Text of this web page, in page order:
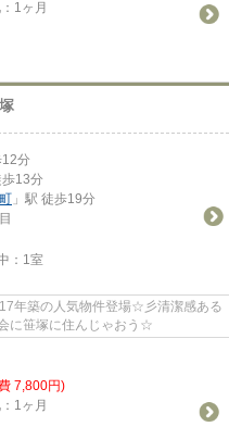
1ヶ月
12分
歩13分
」駅 徒歩19分
： 1室
年築の人気物件登場☆彡清潔感ある
に笹塚に住んじゃおう☆
7,800円)
1ヶ月